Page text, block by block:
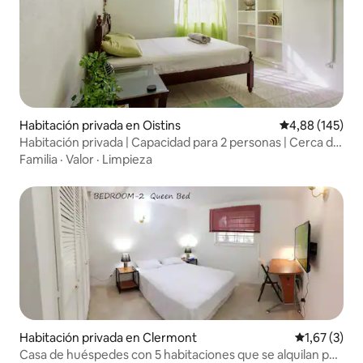
Habitación privada en Oistins Calificación
4,88 (145)
Habitación privada | Capacidad para 2 personas | Cerca del
aeropuerto | Cómoda
Familia · Valor · Limpieza
Habitación privada en Clermont Calificación
1,67 (3)
Casa de huéspedes con 5 habitaciones que se alquilan por